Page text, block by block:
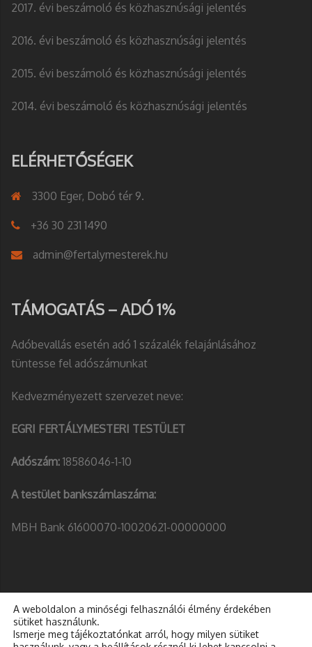
2017. évi beszámoló és közhasznúsági jelentés
2016. évi beszámoló és közhasznúsági jelentés
2015. évi beszámoló és közhasznúsági jelentés
2014. évi beszámoló és közhasznúsági jelentés
ELÉRHETŐSÉGEK
3300 Eger, Dobó tér 9.
+36 30 231 1490
admin@fertalymesterek.hu
TÁMOGATÁS – ADÓ 1%
Adóbevallás esetén adó 1 százalék felajánlásához
tüntesse fel adószámunkat
Kedvezményezett szervezet neve:
EGRI FERTÁLYMESTERI TESTÜLET
Adószám: 18586046-1-10
A testület bankszámlaszáma:
MBH Bank 61600070-10020621-00000000
A weboldalon a minőségi felhasználói élmény érdekében
sütiket használunk.
Ismerje meg tájékoztatónkat arról, hogy milyen sütiket